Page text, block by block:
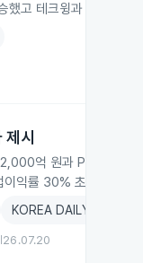
했고 테크윙과 삼성전기
시
억 원과 P/E 8.5배
익률 30% 초반 가정을
KOREA DAILY
26.07.20